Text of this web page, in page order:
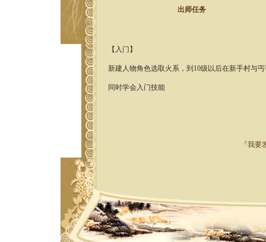
出师任务
【入门】
新建人物角色选取火系，到10级以后在新手村与
同时学会入门技能
『我